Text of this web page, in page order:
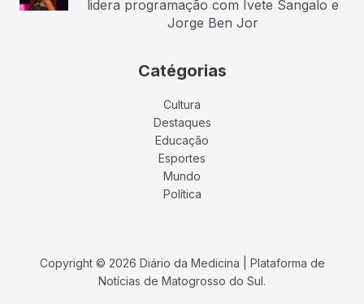
lidera programação com Ivete Sangalo e
Jorge Ben Jor
Catégorias
Cultura
Destaques
Educação
Esportes
Mundo
Política
Copyright © 2026 Diário da Medicina | Plataforma de
Notícias de Matogrosso do Sul.